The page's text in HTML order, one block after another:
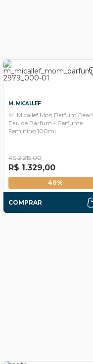
M. MICALLEF
M. Micallef Mon Parfum Pearl
Eau de Parfum - Perfume
Feminino 100ml
R$ 2.215,00
R$ 1.329,00
40%
COMPRAR